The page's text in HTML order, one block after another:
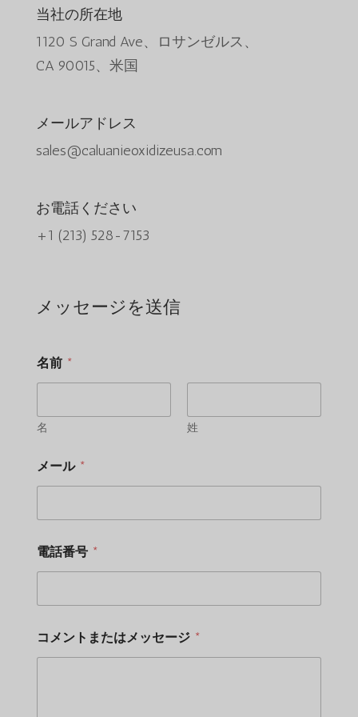
当社の所在地
1120 S Grand Ave、ロサンゼルス、
CA 90015、米国
メールアドレス
sales@caluanieoxidizeusa.com
お電話ください
+1 (213) 528-7153
メッセージを送信
名前 *
名 姓
メール *
電話番号 *
コメントまたはメッセージ *